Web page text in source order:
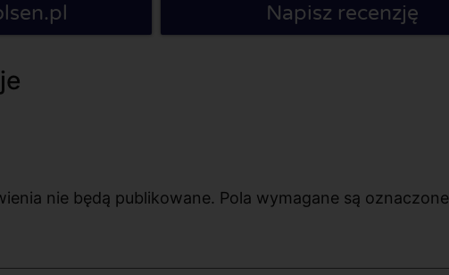
Napisz recenzję
nie będą publikowane. Pola wymagane są oznaczone